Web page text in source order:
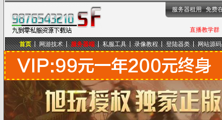
九到零私服资源下载站
直播教学群
服务器租用 免费
首页 网游技术 服务器端 私服工具 录像教程 登陆器类 网站源码